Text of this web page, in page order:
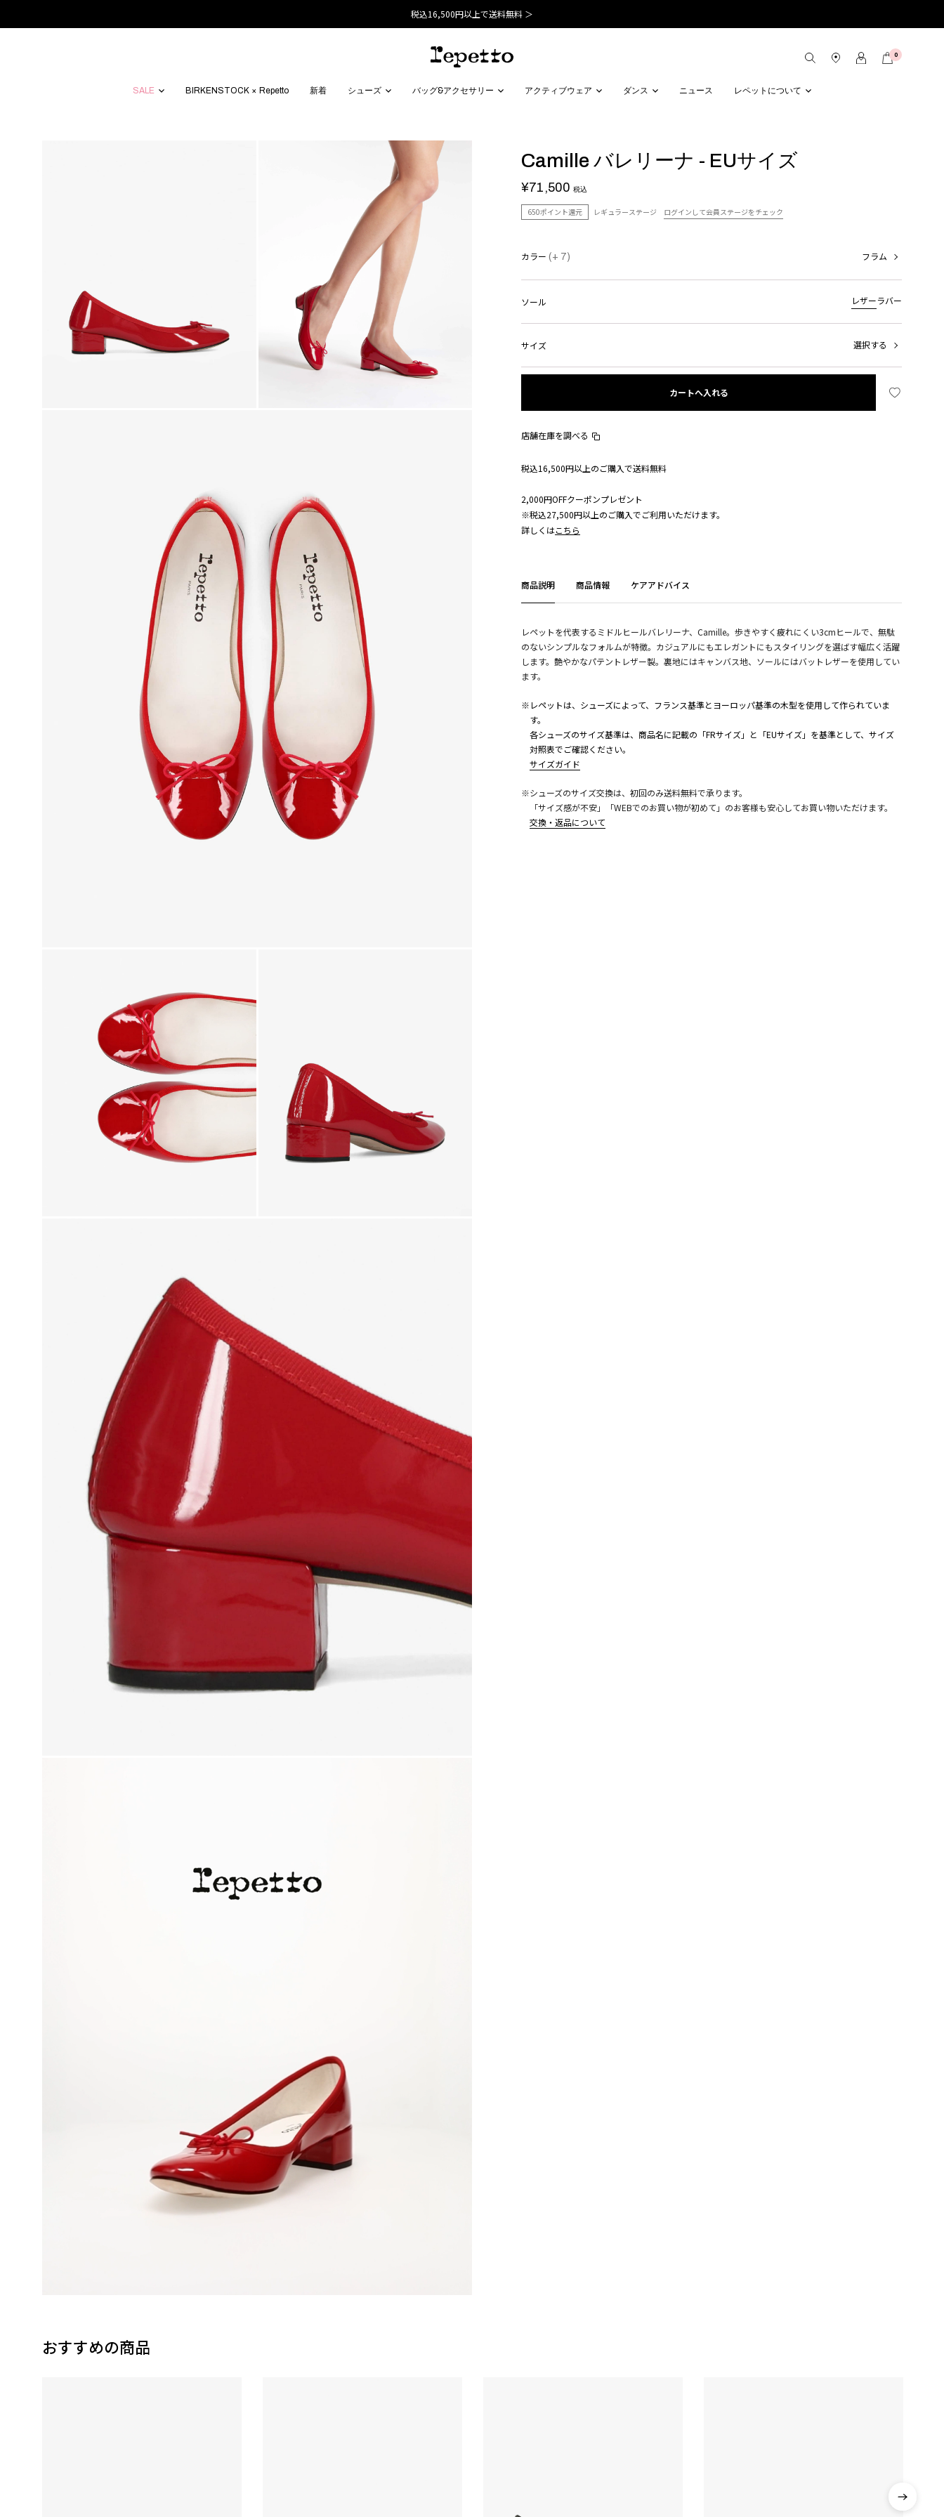
税込16,500円以上で送料無料 ＞
0
SALE BIRKENSTOCK × Repetto 新着 シューズ バッグ&アクセサリー アクティブウェア ダンス ニュース レペットについて
Camille バレリーナ - EUサイズ
¥71,500 税込
650ポイント還元 レギュラーステージ ログインして会員ステージをチェック
カラー (+ 7) フラム
ソール レザー ラバー
サイズ 選択する
カートへ入れる
店舗在庫を調べる
税込16,500円以上のご購入で送料無料
2,000円OFFクーポンプレゼント
※税込27,500円以上のご購入でご利用いただけます。
詳しくはこちら
商品説明 商品情報 ケアアドバイス
レペットを代表するミドルヒールバレリーナ、Camille。歩きやすく疲れにくい3cmヒールで、無駄
のないシンプルなフォルムが特徴。カジュアルにもエレガントにもスタイリングを選ばす幅広く活躍
します。艶やかなパテントレザー製。裏地にはキャンバス地、ソールにはバットレザーを使用してい
ます。
※レペットは、シューズによって、フランス基準とヨーロッパ基準の木型を使用して作られていま
す。
各シューズのサイズ基準は、商品名に記載の「FRサイズ」と「EUサイズ」を基準として、サイズ
対照表でご確認ください。
サイズガイド
※シューズのサイズ交換は、初回のみ送料無料で承ります。
「サイズ感が不安」「WEBでのお買い物が初めて」のお客様も安心してお買い物いただけます。
交換・返品について
こちら
おすすめの商品